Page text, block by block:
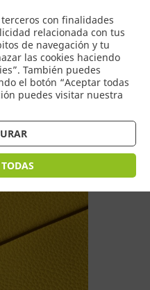
con finalidades
relacionada con tus
de navegación y tu
las cookies haciendo
También puedes
el botón “Aceptar todas
puedes visitar nuestra
0